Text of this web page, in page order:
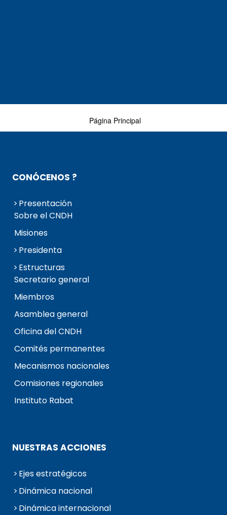
Página Principal
CONÓCENOS ?
Presentación
Sobre el CNDH
Misiones
Presidenta
Estructuras
Secretario general
Miembros
Asamblea general
Oficina del CNDH
Comités permanentes
Mecanismos nacionales
Comisiones regionales
Instituto Rabat
NUESTRAS ACCIONES
Ejes estratégicos
Dinámica nacional
Dinámica internacional